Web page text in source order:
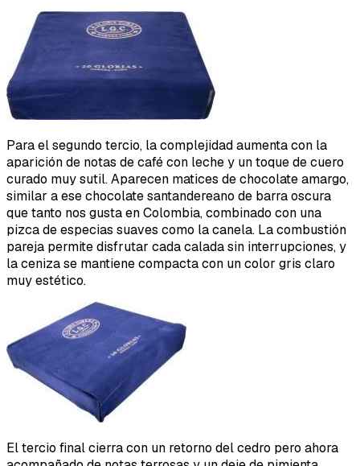
Para el segundo tercio, la complejidad aumenta con la
aparición de notas de café con leche y un toque de cuero
curado muy sutil. Aparecen matices de chocolate amargo,
similar a ese chocolate santandereano de barra oscura
que tanto nos gusta en Colombia, combinado con una
pizca de especias suaves como la canela. La combustión
pareja permite disfrutar cada calada sin interrupciones, y
la ceniza se mantiene compacta con un color gris claro
muy estético.
El tercio final cierra con un retorno del cedro pero ahora